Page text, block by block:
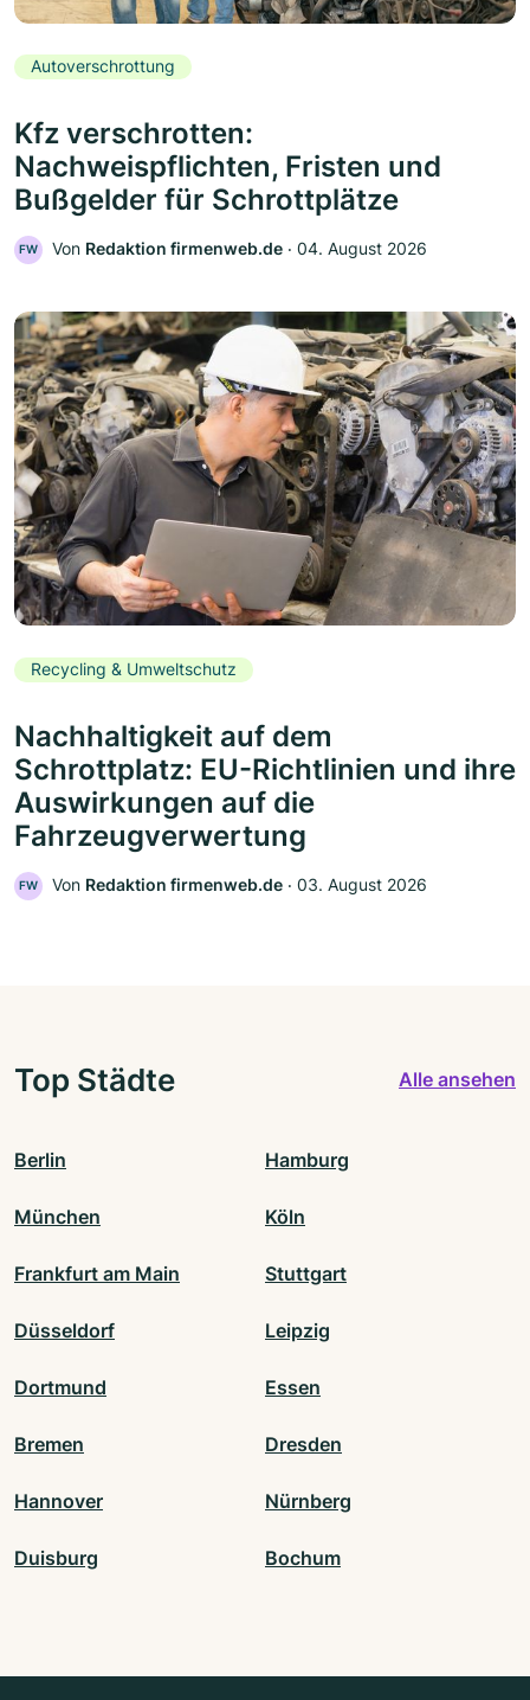
Autoverschrottung
Kfz verschrotten:
Nachweispflichten, Fristen und
Bußgelder für Schrottplätze
FW Von Redaktion firmenweb.de ‧ 04. August 2026
Recycling & Umweltschutz
Nachhaltigkeit auf dem
Schrottplatz: EU-Richtlinien und ihre
Auswirkungen auf die
Fahrzeugverwertung
FW Von Redaktion firmenweb.de ‧ 03. August 2026
Top Städte Alle ansehen
Berlin Hamburg
München Köln
Frankfurt am Main Stuttgart
Düsseldorf Leipzig
Dortmund Essen
Bremen Dresden
Hannover Nürnberg
Duisburg Bochum